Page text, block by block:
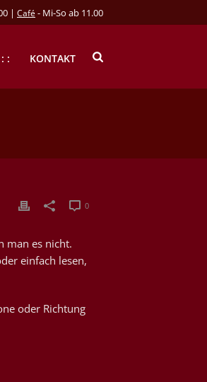
| Café - Mi-So ab 11.00
: KONTAKT
0
man es nicht.
einfach lesen,
oder Richtung